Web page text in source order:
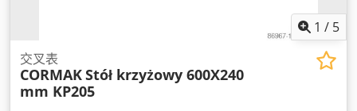
1 / 5
交叉表
CORMAKStół krzyżowy 600X240
mm KP205